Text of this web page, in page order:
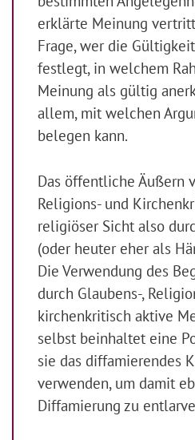
erklärte Meinung
Frage, wer die
festlegt, in welchem
Meinung als gültig
allem, mit welchen
belegen kann.
Das öffentliche Äußern
Religions- und
religiöser Sicht also
(oder heuter eher als
Die Verwendung des
durch Glaubens-,
kirchenkritisch aktive
selbst beinhaltet eine
sie das diffamierendes
verwenden, um damit
Diffamierung zu